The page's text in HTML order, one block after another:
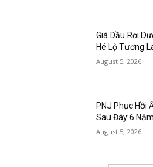
Giá Dầu Rơi
Hé Lộ Tương
August 5, 2026
PNJ Phục Hồi
Sau Đáy 6 Năm
August 5, 2026